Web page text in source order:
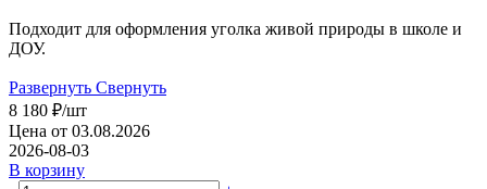
Подходит для оформления уголка живой природы в школе и
ДОУ.
Развернуть Свернуть
8 180 ₽/шт
Цена от 03.08.2026
2026-08-03
В корзину